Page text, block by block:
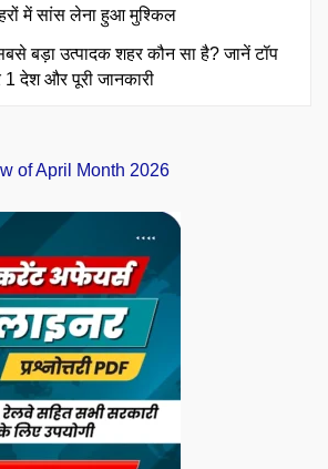
में सांस लेना हुआ मुश्किल
बड़ा उत्पादक शहर कौन सा है? जानें टॉप
1 देश और पूरी जानकारी